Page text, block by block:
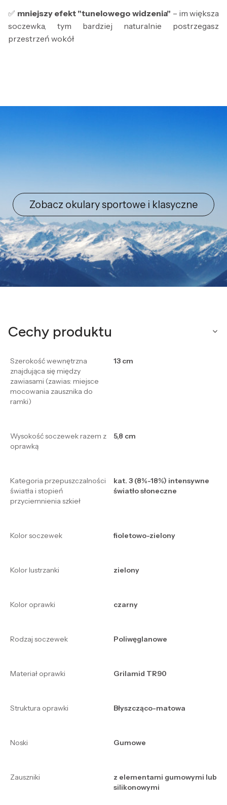
✅ mniejszy efekt "tunelowego widzenia" – im większa
soczewka, tym bardziej naturalnie postrzegasz
przestrzeń wokół
Zobacz okulary sportowe i klasyczne
Cechy produktu
Szerokość wewnętrzna
znajdująca się między
zawiasami (zawias: miejsce
mocowania zausznika do
ramki)
13 cm
Wysokość soczewek razem z
oprawką
5,8 cm
Kategoria przepuszczalności
światła i stopień
przyciemnienia szkieł
kat. 3 (8%-18%) intensywne
światło słoneczne
Kolor soczewek fioletowo-zielony
Kolor lustrzanki zielony
Kolor oprawki czarny
Rodzaj soczewek Poliwęglanowe
Materiał oprawki Grilamid TR90
Struktura oprawki Błyszcząco-matowa
Noski Gumowe
Zauszniki
z elementami gumowymi lub
silikonowymi